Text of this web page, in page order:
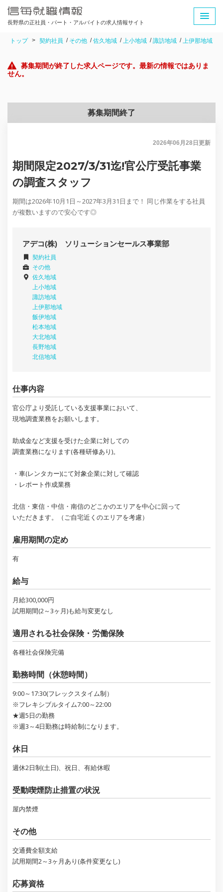
長野県の正社員・パート・アルバイトの求人情報サイト
トップ 契約社員 その他 佐久地域 上小地域 諏訪地域 上伊那地域
募集期間が終了した求人ページです。最新の情報ではありま
せん。
募集期間終了
2026年06月28日 更新
期間限定2027/3/31迄!官公庁受託事業
の調査スタッフ
期間は2026年10月1日～2027年3月31日まで！ 同じ作業をする社員
が複数いますので安心です◎
アデコ(株) ソリューションセールス事業部
契約社員
その他
佐久地域
上小地域
諏訪地域
上伊那地域
飯伊地域
松本地域
大北地域
長野地域
北信地域
仕事内容
官公庁より受託している支援事業において、
現地調査業務をお願いします。
助成金など支援を受けた企業に対しての
調査業務になります(各種研修あり)。
・車(レンタカー)にて対象企業に対して確認
・レポート作成業務
北信・東信・中信・南信のどこかのエリアを中心に回って
いただきます。（ご自宅近くのエリアを考慮）
雇用期間の定め
有
給与
月給300,000円
試用期間(2～3ヶ月)も給与変更なし
適用される社会保険・労働保険
各種社会保険完備
勤務時間（休憩時間）
9:00～17:30(フレックスタイム制）
※フレキシブルタイム7:00～22:00
★週5日の勤務
※週3～4日勤務は時給制になります。
休日
週休2日制(土日)、祝日、有給休暇
受動喫煙防止措置の状況
屋内禁煙
その他
交通費全額支給
試用期間2～3ヶ月あり(条件変更なし)
応募資格